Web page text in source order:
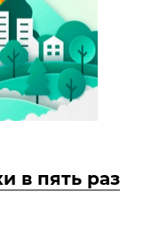
в пять раз